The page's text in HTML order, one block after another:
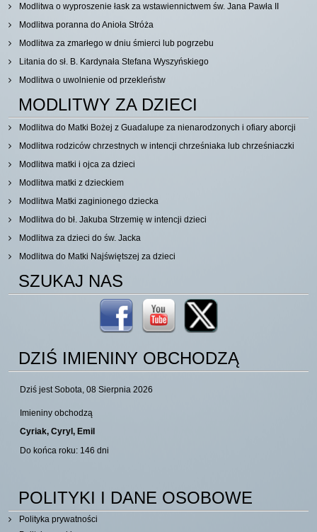
Modlitwa o wyproszenie łask za wstawiennictwem św. Jana Pawła II
Modlitwa poranna do Anioła Stróża
Modlitwa za zmarłego w dniu śmierci lub pogrzebu
Litania do sł. B. Kardynała Stefana Wyszyńskiego
Modlitwa o uwolnienie od przekleństw
MODLITWY ZA DZIECI
Modlitwa do Matki Bożej z Guadalupe za nienarodzonych i ofiary aborcji
Modlitwa rodziców chrzestnych w intencji chrześniaka lub chrześniaczki
Modlitwa matki i ojca za dzieci
Modlitwa matki z dzieckiem
Modlitwa Matki zaginionego dziecka
Modlitwa do bł. Jakuba Strzemię w intencji dzieci
Modlitwa za dzieci do św. Jacka
Modlitwa do Matki Najświętszej za dzieci
SZUKAJ NAS
DZIŚ IMIENINY OBCHODZĄ
Dziś jest Sobota, 08 Sierpnia 2026
Imieniny obchodzą
Cyriak, Cyryl, Emil
Do końca roku: 146 dni
POLITYKI I DANE OSOBOWE
Polityka prywatności